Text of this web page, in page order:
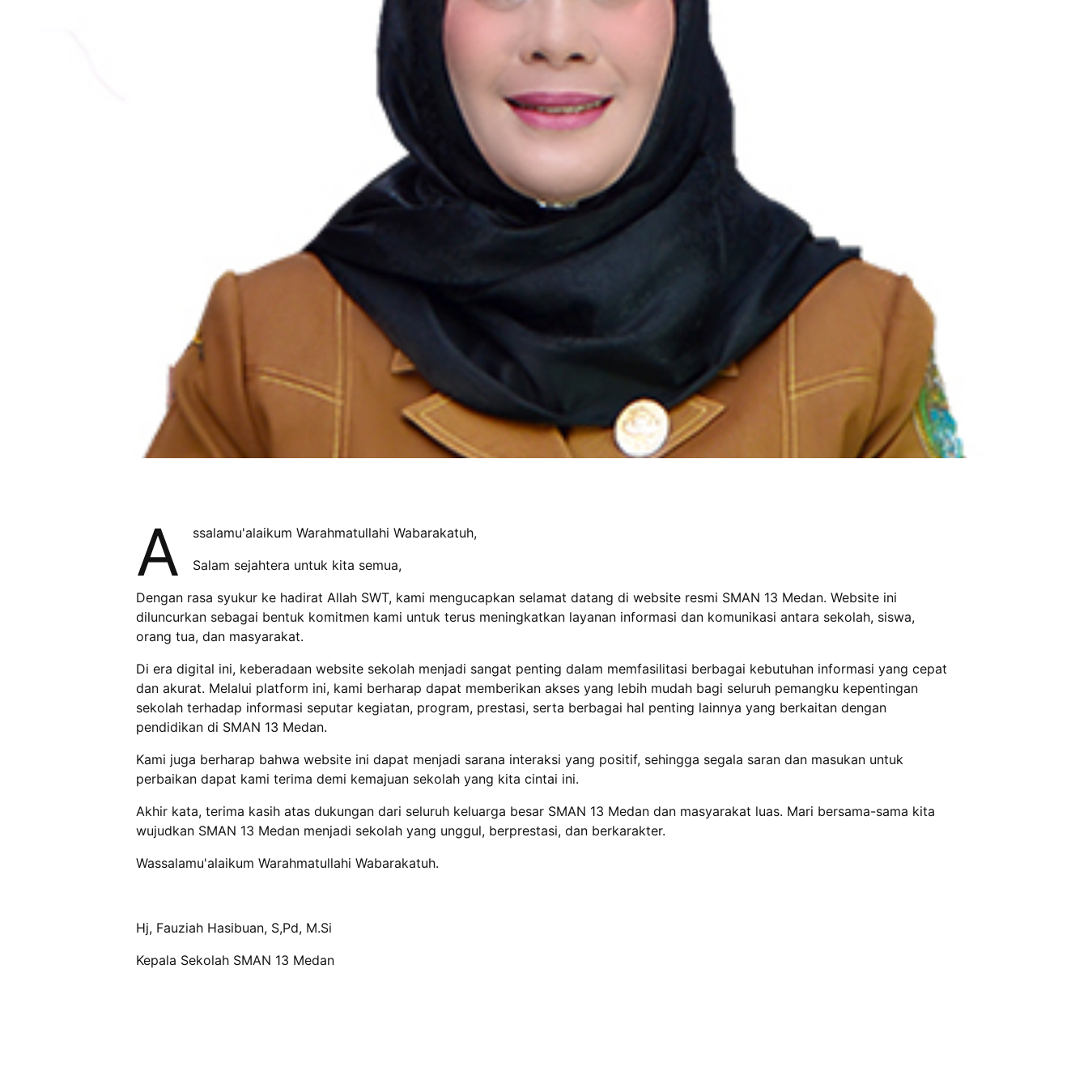
A
ssalamu'alaikum Warahmatullahi Wabarakatuh,
Salam sejahtera untuk kita semua,
Dengan rasa syukur ke hadirat Allah SWT, kami mengucapkan selamat datang di website resmi SMAN 13 Medan. Website ini
diluncurkan sebagai bentuk komitmen kami untuk terus meningkatkan layanan informasi dan komunikasi antara sekolah, siswa,
orang tua, dan masyarakat.
Di era digital ini, keberadaan website sekolah menjadi sangat penting dalam memfasilitasi berbagai kebutuhan informasi yang cepat
dan akurat. Melalui platform ini, kami berharap dapat memberikan akses yang lebih mudah bagi seluruh pemangku kepentingan
sekolah terhadap informasi seputar kegiatan, program, prestasi, serta berbagai hal penting lainnya yang berkaitan dengan
pendidikan di SMAN 13 Medan.
Kami juga berharap bahwa website ini dapat menjadi sarana interaksi yang positif, sehingga segala saran dan masukan untuk
perbaikan dapat kami terima demi kemajuan sekolah yang kita cintai ini.
Akhir kata, terima kasih atas dukungan dari seluruh keluarga besar SMAN 13 Medan dan masyarakat luas. Mari bersama-sama kita
wujudkan SMAN 13 Medan menjadi sekolah yang unggul, berprestasi, dan berkarakter.
Wassalamu'alaikum Warahmatullahi Wabarakatuh.
Hj, Fauziah Hasibuan, S,Pd, M.Si
Kepala Sekolah SMAN 13 Medan